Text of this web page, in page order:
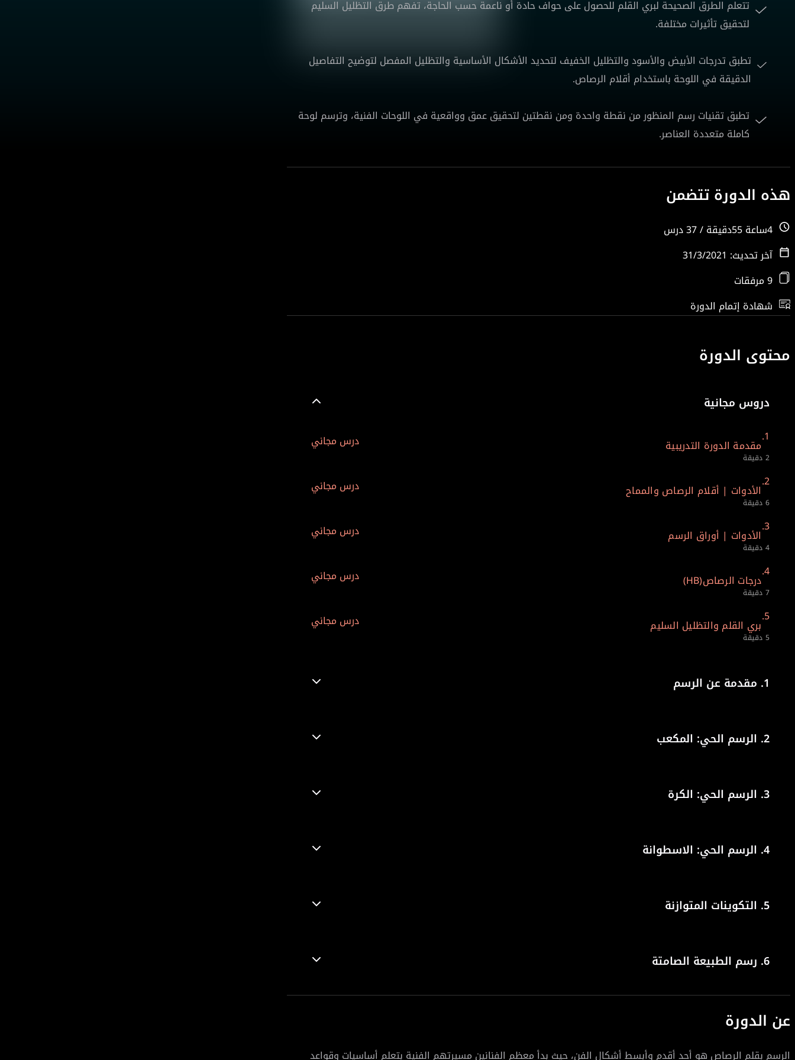
تتعلم الطرق الصحيحة لبري القلم للحصول على حواف حادة أو ناعمة حسب الحاجة، تفهم طرق التظليل السليم
لتحقيق تأثيرات مختلفة.
تطبق تدرجات الأبيض والأسود والتظليل الخفيف لتحديد الأشكال الأساسية والتظليل المفصل لتوضيح التفاصيل
الدقيقة في اللوحة باستخدام أقلام الرصاص.
تطبق تقنيات رسم المنظور من نقطة واحدة ومن نقطتين لتحقيق عمق وواقعية في اللوحات الفنية، وترسم لوحة
كاملة متعددة العناصر.
هذه الدورة تتضمن
آخر تحديث: 31/3/2021
شهادة إتمام الدورة
محتوى الدورة
دروس مجانية
1.
مقدمة الدورة التدريبية درس مجاني
2 دقيقة
2.
الأدوات | أقلام الرصاص والمماح درس مجاني
6 دقيقة
3.
الأدوات | أوراق الرسم درس مجاني
4 دقيقة
4.
درجات الرصاص(HB) درس مجاني
7 دقيقة
5.
بري القلم والتظليل السليم درس مجاني
5 دقيقة
1. مقدمة عن الرسم
2. الرسم الحي: المكعب
3. الرسم الحي: الكرة
4. الرسم الحي: الاسطوانة
5. التكوينات المتوازنة
6. رسم الطبيعة الصامتة
عن الدورة
الرسم بقلم الرصاص هو أحد أقدم وأبسط أشكال الفن، حيث بدأ معظم الفنانين مسيرتهم الفنية بتعلم أساسيات وقواعد